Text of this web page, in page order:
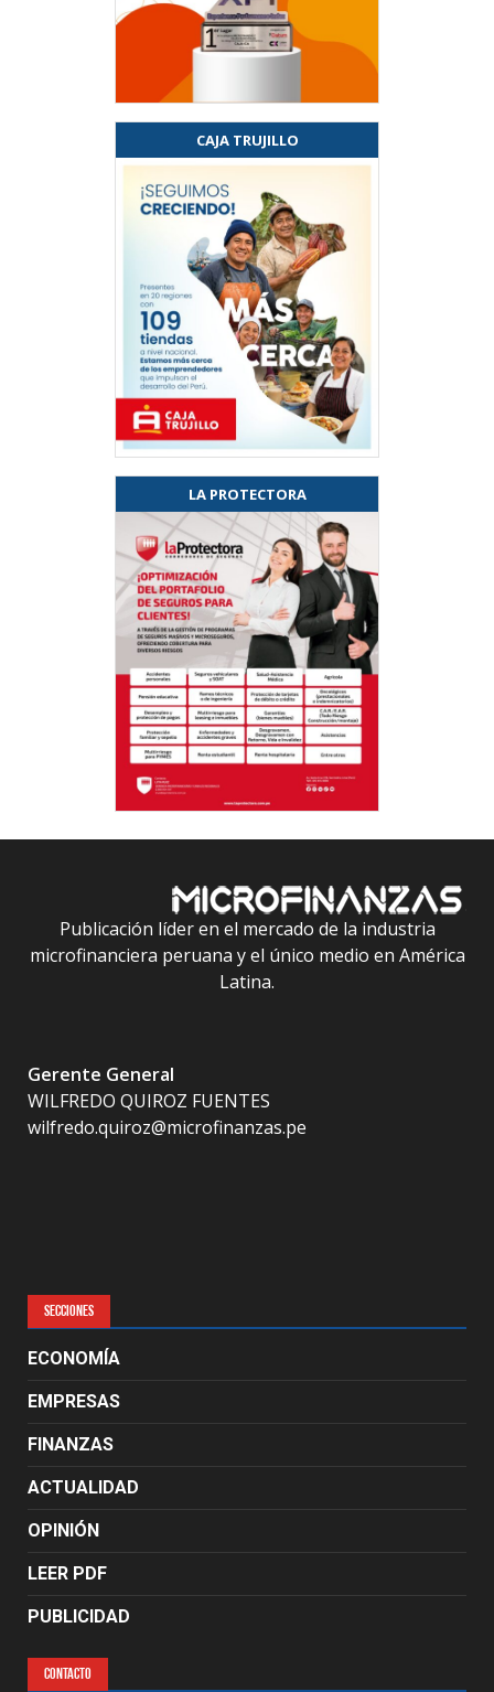
CAJA TRUJILLO
LA PROTECTORA
Publicación líder en el mercado de la industria
microfinanciera peruana y el único medio en América
Latina.
Gerente General
WILFREDO QUIROZ FUENTES
wilfredo.quiroz@microfinanzas.pe
SECCIONES
ECONOMÍA
EMPRESAS
FINANZAS
ACTUALIDAD
OPINIÓN
LEER PDF
PUBLICIDAD
CONTACTO